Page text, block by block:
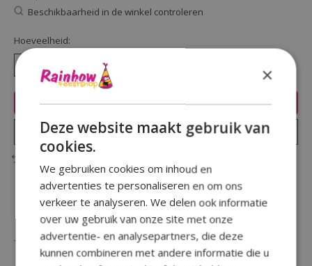
Beschikbaarheid in de winkel controleren
Hoeveelheid:
Toevoegen aan winkelwagen
Plaats bestelling
Beschrijving Reviews (0)
×
Deze website maakt gebruik van
cookies.
We gebruiken cookies om inhoud en
advertenties te personaliseren en om ons
verkeer te analyseren. We delen ook informatie
over uw gebruik van onze site met onze
advertentie- en analysepartners, die deze
kunnen combineren met andere informatie die u